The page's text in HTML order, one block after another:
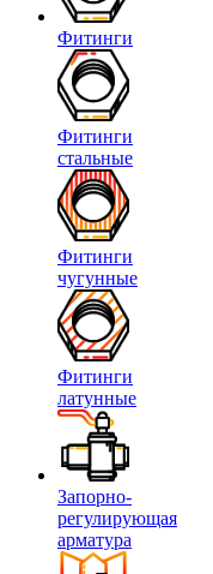
Фитинги
Фитинги
стальные
Фитинги
чугунные
Фитинги
латунные
Запорно-
регулирующая
арматура